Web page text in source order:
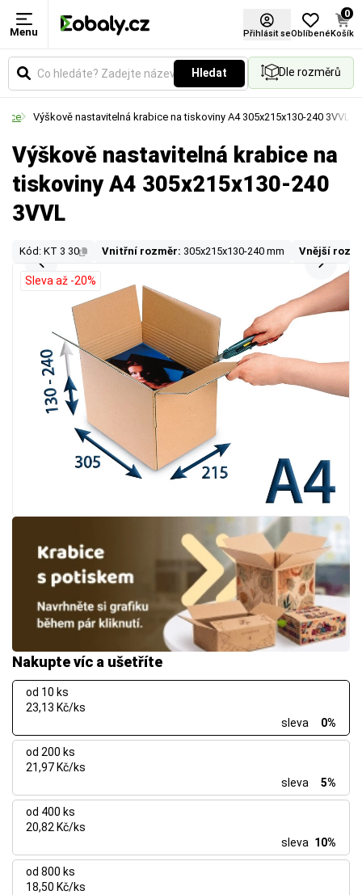
Menu Přihlásit seOblíbené
0
Košík
Hledat Dle rozměrů
Výškově nastavitelná krabice na tiskoviny A4 305x215x130-240 3VVL
Výškově nastavitelná krabice na
tiskoviny A4 305x215x130-240
3VVL
Kód: KT 3 30 Vnitřní rozměr: 305x215x130-240 mm Vnější
Nakupte víc a ušetříte
od 10 ks
23,13 Kč/ks
sleva
0%
od 200 ks
21,97 Kč/ks
sleva
5%
od 400 ks
20,82 Kč/ks
sleva 10%
od 800 ks
18,50 Kč/ks
Sleva až -20%